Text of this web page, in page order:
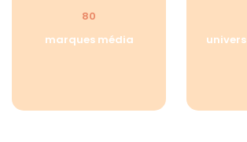
80
marques média